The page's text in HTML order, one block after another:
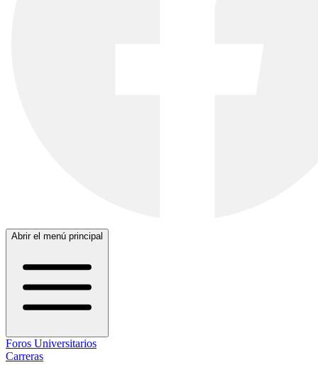
Abrir el menú principal
Foros Universitarios
Carreras